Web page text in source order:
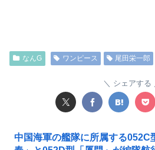
なんG ワンピース 尾田栄一郎
シェアする
中国海軍の艦隊に所属する052C